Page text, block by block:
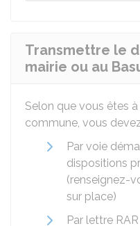
Transmettre le
mairie ou au
Selon que vous êtes
commune, vous
Par voie
dispositions
(renseignez-
sur place)
Par lettre RAR